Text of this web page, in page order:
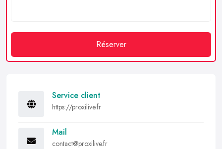
Réserver
Service client
https://proxilive.fr
Mail
contact@proxilive.fr